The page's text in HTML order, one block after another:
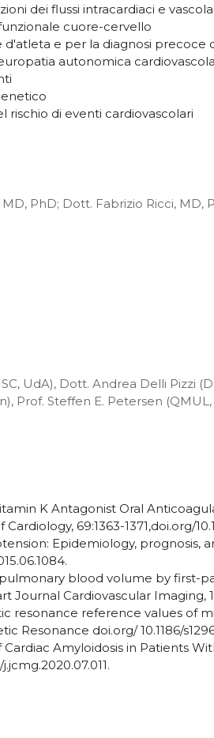
dei flussi intracardiaci e
cuore-cervello
e per la diagnosi precoce
autonomica
rischio di eventi cardiovascolari
PhD; Dott. Fabrizio Ricci, MD,
UdA), Dott. Andrea Delli Pizzi
Prof. Steffen E. Petersen
K Antagonist Oral
69:1363-1371,doi.org/
Epidemiology,
pulmonary blood volume by
Journal Cardiovascular Imaging,
resonance reference values
Resonance doi.org/ 10.1186/
Cardiac Amyloidosis in Patients